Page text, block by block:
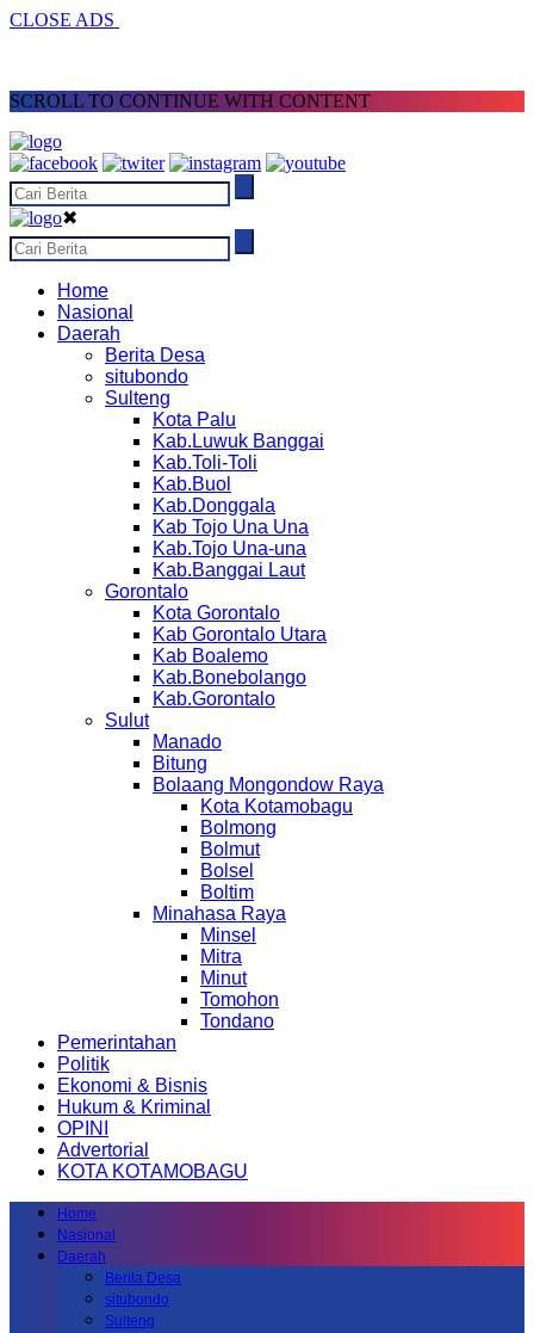
CLOSE ADS
SCROLL TO CONTINUE WITH CONTENT
✖
Home
Nasional
Daerah
Berita Desa
situbondo
Sulteng
Kota Palu
Kab.Luwuk Banggai
Kab.Toli-Toli
Kab.Buol
Kab.Donggala
Kab Tojo Una Una
Kab.Tojo Una-una
Kab.Banggai Laut
Gorontalo
Kota Gorontalo
Kab Gorontalo Utara
Kab Boalemo
Kab.Bonebolango
Kab.Gorontalo
Sulut
Manado
Bitung
Bolaang Mongondow Raya
Kota Kotamobagu
Bolmong
Bolmut
Bolsel
Boltim
Minahasa Raya
Minsel
Mitra
Minut
Tomohon
Tondano
Pemerintahan
Politik
Ekonomi & Bisnis
Hukum & Kriminal
OPINI
Advertorial
KOTA KOTAMOBAGU
Home
Nasional
Daerah
Berita Desa
situbondo
Sulteng